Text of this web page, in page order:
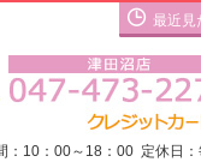
最近見
：10：00～18：00 定休日